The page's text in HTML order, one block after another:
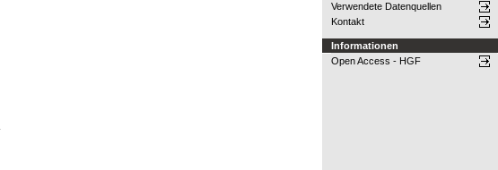
Verwendete Datenquellen
Kontakt
Informationen
Open Access - HGF